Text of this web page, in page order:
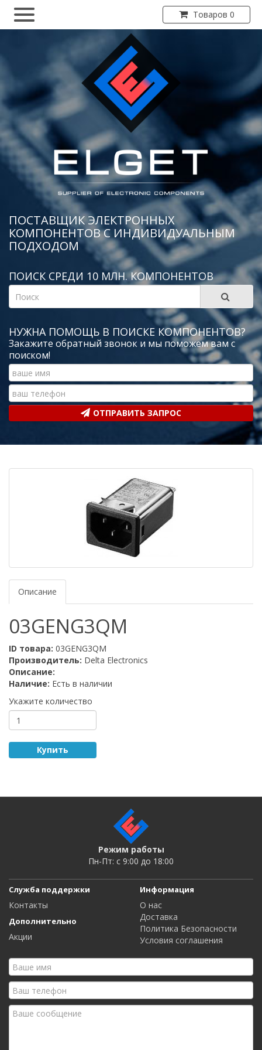
Товаров 0
ПОСТАВЩИК ЭЛЕКТРОННЫХ
КОМПОНЕНТОВ С ИНДИВИДУАЛЬНЫМ
ПОДХОДОМ
ПОИСК СРЕДИ 10 МЛН. КОМПОНЕНТОВ
НУЖНА ПОМОЩЬ В ПОИСКЕ КОМПОНЕНТОВ?
Закажите обратный звонок и мы поможем вам с
поиском!
ОТПРАВИТЬ ЗАПРОС
Описание
03GENG3QM
ID товара: 03GENG3QM
Производитель: Delta Electronics
Описание:
Наличие: Есть в наличии
Укажите количество
Купить
Режим работы
Пн-Пт: c 9:00 до 18:00
Служба поддержки
Контакты
Дополнительно
Акции
Информация
О нас
Доставка
Политика Безопасности
Условия соглашения